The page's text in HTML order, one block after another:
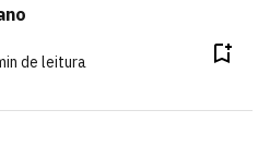
de leitura